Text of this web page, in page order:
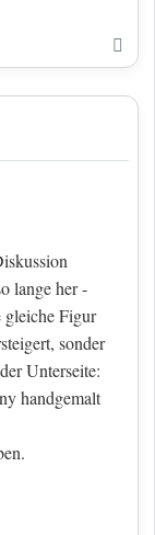
lange her -
gleiche Figur
sonder
Unterseite:
handgemalt